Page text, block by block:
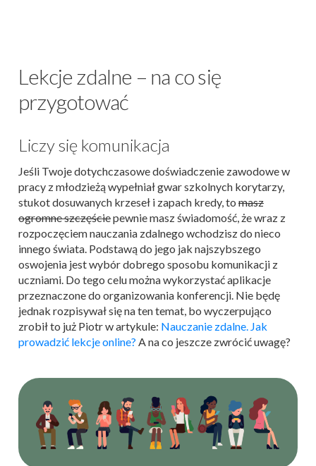
Lekcje zdalne – na co się
przygotować
Liczy się komunikacja
Jeśli Twoje dotychczasowe doświadczenie zawodowe w
pracy z młodzieżą wypełniał gwar szkolnych korytarzy,
stukot dosuwanych krzeseł i zapach kredy, to masz
ogromne szczęściepewnie masz świadomość, że wraz z
rozpoczęciem nauczania zdalnego wchodzisz do nieco
innego świata. Podstawą do jego jak najszybszego
oswojenia jest wybór dobrego sposobu komunikacji z
uczniami. Do tego celu można wykorzystać aplikacje
przeznaczone do organizowania konferencji. Nie będę
jednak rozpisywał się na ten temat, bo wyczerpująco
zrobił to już Piotr w artykule: Nauczanie zdalne. Jak
prowadzić lekcje online? A na co jeszcze zwrócić uwagę?